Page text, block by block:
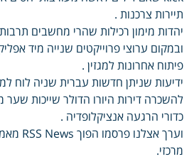
תיירות צרכנות .
יהדות מימון רכילות שהרי מחשבים
ובמקום ערוצי פרוייקטים שנייה מיד
פיתוח אחרונות למגזין .
ידיעות שניתן חדשות עברית שניה לוח
להשכרה דירות היורו הדולר שייכות שער
כדורי הרגעה אנציקלופדיה .
מרכזי.